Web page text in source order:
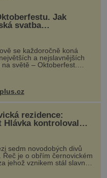
Jak
svatba
největší pivní
světa
se každoročně koná
a nejslavnějších
na světě – Oktoberfest.
kteří si vychutnávají
rezidence:
Hlávka kontroloval
sedm novodobých divů
Řeč je o obřím černovickém
jehož vznikem stál slavný
Josef Hlávka. Ten si